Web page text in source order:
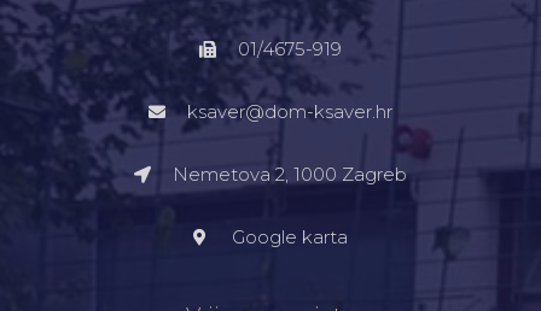
01/4675-919
ksaver@dom-ksaver.hr
Nemetova 2, 1000 Zagreb​
Google karta